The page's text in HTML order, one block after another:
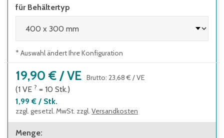
für Behältertyp
* Auswahl ändert Ihre Konfiguration
19,90 € /VE Brutto: 23,68 € /VE
(1 VE ? = 10 Stk.)
1,99 € / Stk.
zzgl. gesetzl. MwSt. zzgl. Versandkosten
Menge: